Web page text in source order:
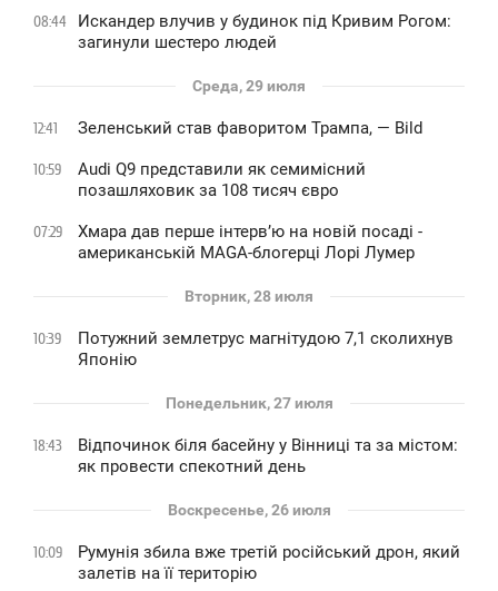
08:44
Искандер влучив у будинок під Кривим Рогом:
загинули шестеро людей
Среда, 29 июля
12:41 Зеленський став фаворитом Трампа, — Bild
10:59
Audi Q9 представили як семимісний
позашляховик за 108 тисяч євро
07:29
Хмара дав перше інтервʼю на новій посаді -
американській MAGA-блогерці Лорі Лумер
Вторник, 28 июля
10:39
Потужний землетрус магнітудою 7,1 сколихнув
Японію
Понедельник, 27 июля
18:43
Відпочинок біля басейну у Вінниці та за містом:
як провести спекотний день
Воскресенье, 26 июля
10:09
Румунія збила вже третій російський дрон, який
залетів на її територію